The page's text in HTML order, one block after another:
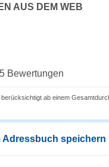
AUS DEM WEB
Bewertungen
ab einem
Adressbuch speichern